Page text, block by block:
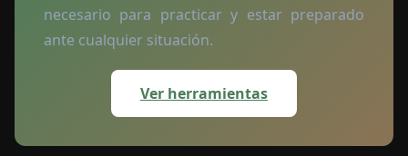
necesario para practicar y estar preparado
ante cualquier situación.
Ver herramientas